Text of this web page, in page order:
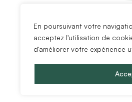
En poursuivant votre
acceptez l'utilisation de
d'améliorer votre expérience
Copyright @2024